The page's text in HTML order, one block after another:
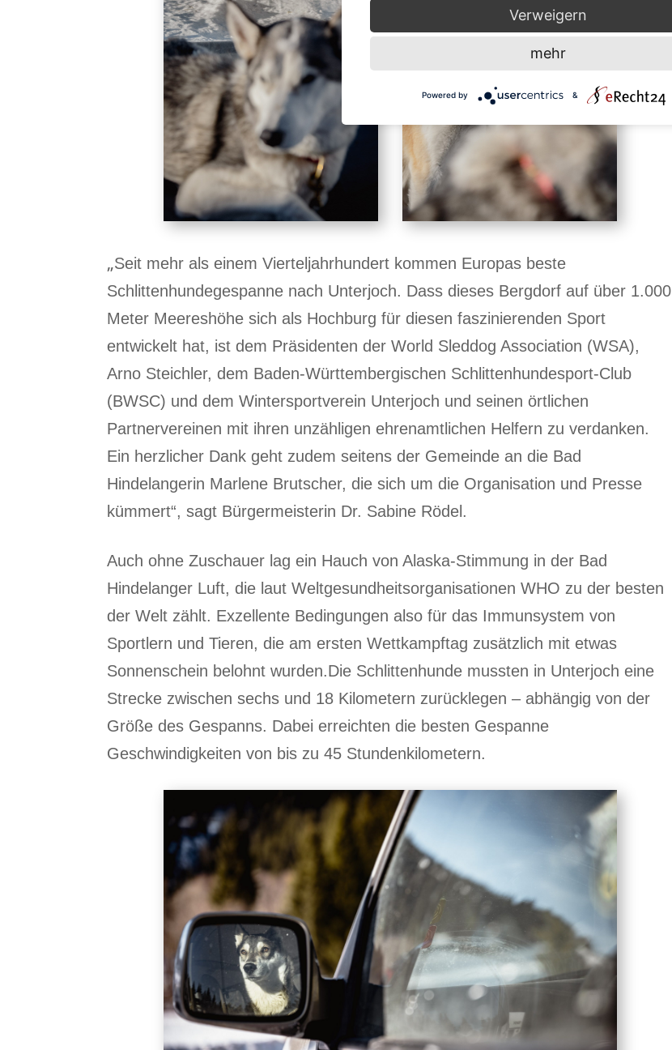
„Seit mehr als einem Vierteljahrhundert kommen Europas beste
Schlittenhundegespanne nach Unterjoch. Dass dieses Bergdorf auf über 1.000
Meter Meereshöhe sich als Hochburg für diesen faszinierenden Sport
entwickelt hat, ist dem Präsidenten der World Sleddog Association (WSA),
Arno Steichler, dem Baden-Württembergischen Schlittenhundesport-Club
(BWSC) und dem Wintersportverein Unterjoch und seinen örtlichen
Partnervereinen mit ihren unzähligen ehrenamtlichen Helfern zu verdanken.
Ein herzlicher Dank geht zudem seitens der Gemeinde an die Bad
Hindelangerin Marlene Brutscher, die sich um die Organisation und Presse
kümmert“, sagt Bürgermeisterin Dr. Sabine Rödel.
Auch ohne Zuschauer lag ein Hauch von Alaska-Stimmung in der Bad
Hindelanger Luft, die laut Weltgesundheitsorganisationen WHO zu der besten
der Welt zählt. Exzellente Bedingungen also für das Immunsystem von
Sportlern und Tieren, die am ersten Wettkampftag zusätzlich mit etwas
Sonnenschein belohnt wurden.Die Schlittenhunde mussten in Unterjoch eine
Strecke zwischen sechs und 18 Kilometern zurücklegen – abhängig von der
Größe des Gespanns. Dabei erreichten die besten Gespanne
Geschwindigkeiten von bis zu 45 Stundenkilometern.
Verweigern
mehr
Powered by &